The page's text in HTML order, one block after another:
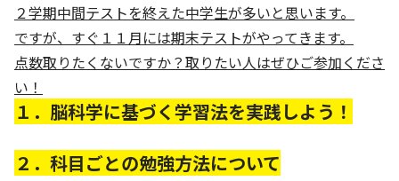
２学期中間テストを終えた中学生が多いと思います。
ですが、すぐ１１月には期末テストがやってきます。
点数取りたくないですか？取りたい人はぜひご参加くださ
い！
１ ．脳科学に基づく学習法を実践しよう！
２．科目ごとの勉強方法について